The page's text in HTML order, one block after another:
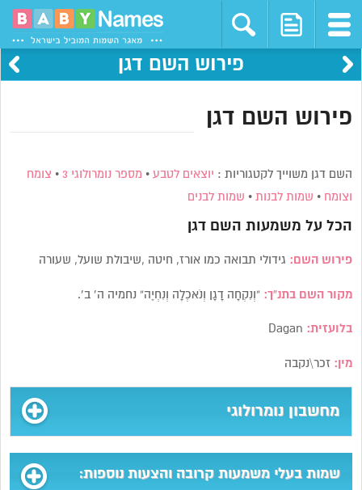
פירוש השם דגן
פירוש השם דגן
השם דגן משוייך לקטגוריות : יוצאים לטבע • מספר נומרולוגי 3 • צומח
וצומח • שמות לבנות • שמות לבנים
הכל על משמעות השםדגן
פירוש השם: גידולי תבואה כמו אורז, חיטה ,שיבולת שועל, שעורה
מקור השם בתנ”ך:“וְנִקְחָה דָגָן וְנֹאכְלָה וְנִחְיֶה” נחמיה ה’ ב’.
בלועזית:
מין: זכר\נקבה
מחשבון נומרולוגי
שמות בעלי משמעות קרובה והצעות נוספות: